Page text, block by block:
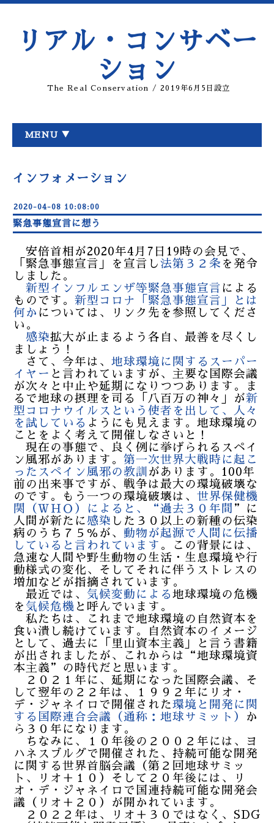
リアル・コンサベー
ション
The Real Conservation / 2019年6月5日設立
MENU ▼
インフォメーション
2020-04-08 10:08:00
緊急事態宣言に想う
安倍首相が2020年4月7日19時の会見で、
「緊急事態宣言」を宣言し 法第３２条 を発令
しました。
新型 インフルエンザ等緊急事態宣言 による
ものです。 新型コロナ「緊急事態宣言」とは
何か については、リンク先を参照してくださ
い。
感染拡大が止まるよう各自、最善を尽くし
ましょう！
さて、今年は、 地球環境に関するスーパー
イヤー と言われていますが、主要な国際会議
が次々と中止や延期になりつつあります。ま
るで地球の摂理を司る「八百万の神々」が新
型コロナウイルス という使者を出して、人々
を試している ようにも見えます。地球環境の
ことをよく考えて開催しなさいと！
現在の事態で、良く例に挙げられるスペイ
ン風邪があります。 第一次世界大戦時に起こ
ったスペイン風邪の教訓 があります。100年
前の出来事ですが、戦争は最大の環境破壊な
のです。もう一つの環境破壊は、 世界保健機
関（Ｗ ＨＯ）によると、“過去３０年間 ”に
人間が新たに感染 した３０以上の新種の伝染
病のうち７５％が、 動物が起源で人間に伝播
していると言われています 。この背景には、
急速な人間や野生動物の生活・生息環境や行
動様式の変化、そしてそれに伴うストレスの
増加などが指摘されています。
最近では、 気候変動による 地球環境の危機
を 気候危機 と呼んでいます。
私たちは、これまで地球環境の自然資本を
食い潰し続けています。自然資本のイメージ
として、過去に「里山資本主義」と言う書籍
が出されましたが、これからは“地球環境資
本主義”の時代だと思います。
２０２１年に、延期になった国際会議、そ
して翌年の２２年は、１９９２年にリオ・
デ・ジャネイロで開催された環境と開発に関
する国際連合会議（通称：地球サミット）
か
ら３０年になります。
ちなみに、１０年後の２００２年には、ヨ
ハネスブルグで開催された、持続可能な開発
に関する世界首脳会議（第２回地球サミッ
ト、リオ＋１０）そして２０年後には、リ
オ・デ・ジャネイロで国連持続可能な開発会
議（リオ＋２０）が開かれています。
２０２２年は、リオ＋３０ではなく、SDG